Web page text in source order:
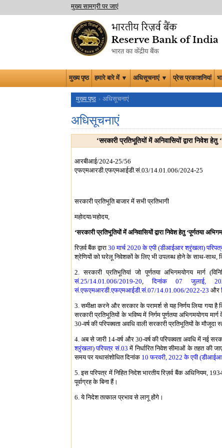
मुख्य सामग्री पर जाएं
मुख्य पृष्ठ हमारे बारे में ▼ अधिसूचनाएं ▼ प्रेस प्रकाशनियां
मुख्य पृष्ठ अधिसूचनाएं
अधिसूचनाएं
‘सरकारी प्रतिभूतियों में अनिवासियों द्वारा निवेश
आरबीआई/2024-25/56
एफएमआरडी.एफएमआईडी.सं.03/14.01.006/2024-25
सरकारी प्रतिभूति बाजार में सभी प्रतिभागी
महोदया/महोदय,
‘सरकारी प्रतिभूतियों में अनिवासियों द्वारा निवेश हेतु ‘पूर्णतया
रिज़र्व बैंक द्वारा 30 मार्च 2020 के एपी (डीआईआर श्रृंखला)
श्रेणियों को घरेलू निवेशकों के लिए भी उपलब्ध होने के साथ-साथ,
2. सरकारी प्रतिभूतियां जो पूर्णतया अभिगमयोगय मार्ग
सं.25/14.01.006/2019-20,दिनांक 07 जुलाई,
सं.एफएमआरडी.एफएमआईडी.सं.07/14.01.006/2022-23 और
3. समीक्षा करने और सरकार के परामर्श से यह निर्णय लिया गया है
सरकारी प्रतिभूतियों के भविष्य में निर्गम पूर्णतया अभिगमयोगय
30-वर्ष की परिपक्वता अवधि वाली सरकारी प्रतिभूतियों के मौजूदा
4. अब से जारी 14-वर्ष और 30-वर्ष की परिपक्वता अवधि में नई
श्रृंखला) परिपत्र सं.03 में निर्धारित निवेश सीमाओं के तहत की
समय पर यथासंशोधित दिनांक 10 फरवरी, 2022 के एपी
5. इस परिपत्र में निहित निदेश भारतीय रिज़र्व बैंक अधिनियम,
पूर्वाग्रह के बिना हैं।
6. ये निदेश तत्काल प्रभाव से लागू होंगे।